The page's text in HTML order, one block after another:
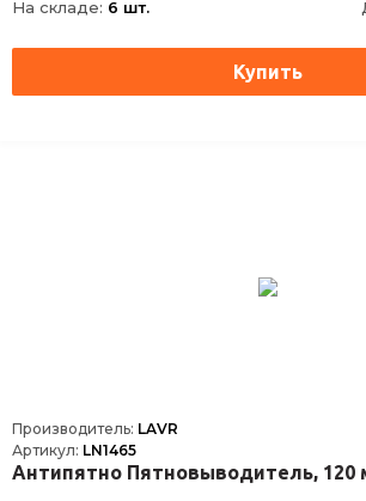
Ширина
Условия хранения
На складе: 6 шт.
Производитель: LAVR
Артикул: LN1465
Антипятно Пятновыводитель, 120